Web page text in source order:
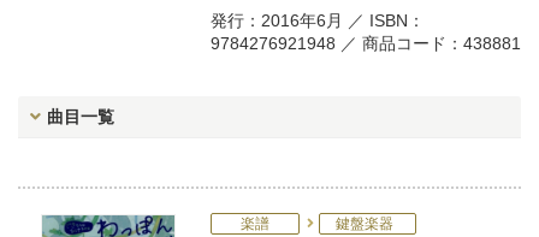
発行：2016年6月 ／ ISBN：
9784276921948 ／ 商品コード：438881
曲目一覧
楽譜 鍵盤楽器